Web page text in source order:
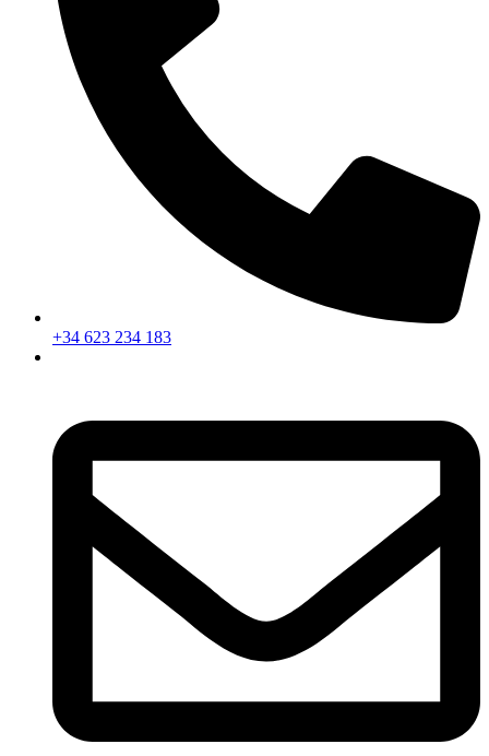
+34 623 234 183